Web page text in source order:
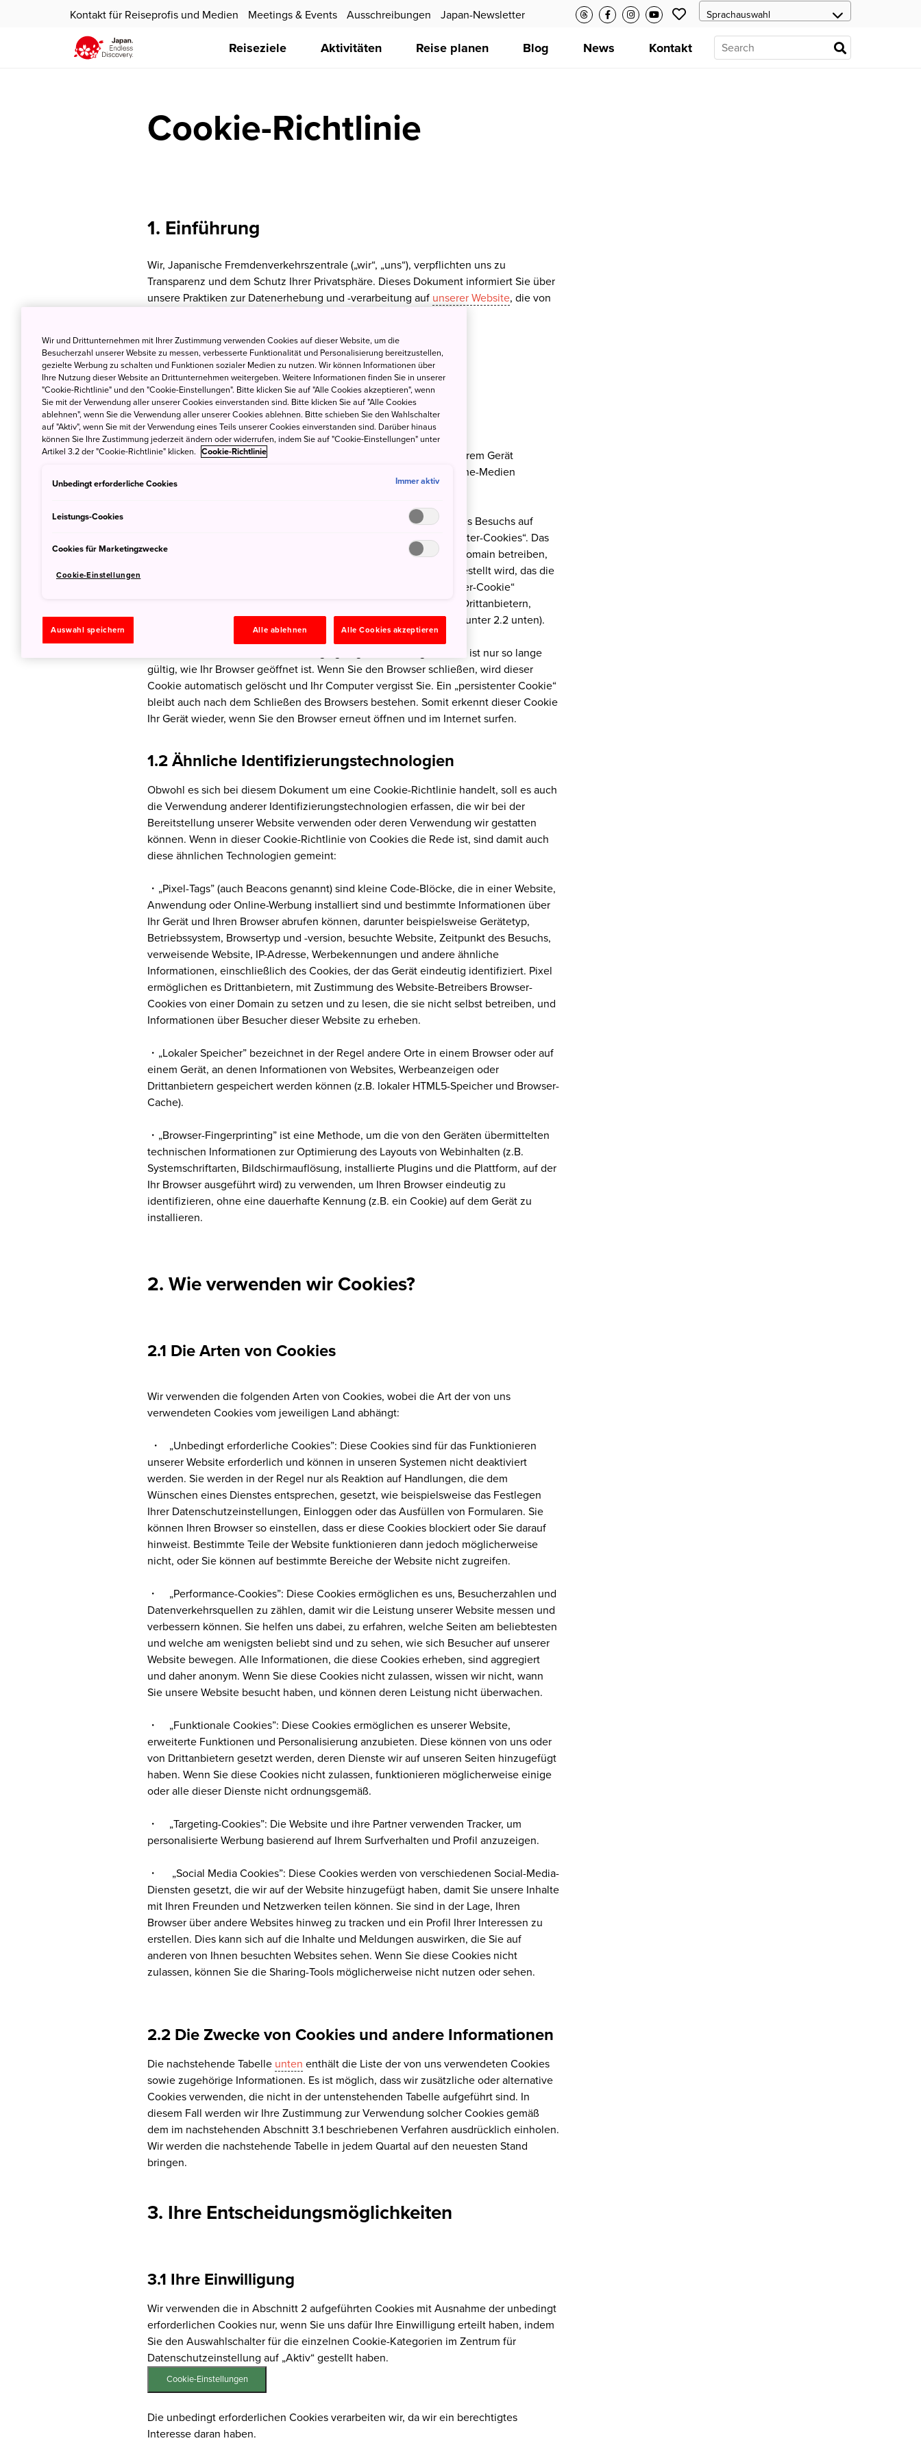
Kontakt für Reiseprofis und Medien Meetings & Events Ausschreibungen Japan-Newsletter
Reiseziele Aktivitäten Reise planen Blog News Kontakt
Cookie-Richtlinie
1. Einführung
Wir, Japanische Fremdenverkehrszentrale („wir“, „uns“), verpflichten uns zu
Transparenz und dem Schutz Ihrer Privatsphäre. Dieses Dokument informiert Sie über
unsere Praktiken zur Datenerhebung und -verarbeitung auf unserer Website, die von
1.1 Cookies
„Cookies“ sind kleine Textdateien, die in Ihrem Browser oder auf Ihrem Gerät
gespeichert werden, wenn Sie Websites, Anwendungen oder Online-Medien
besuchen oder nutzen oder Online-Werbung sehen.
Es gibt verschiedene Arten von Cookies. Die von uns während Ihres Besuchs auf
unserer Website verwendeten Cookies sind sogenannte „Erstanbieter-Cookies“. Das
liegt daran, dass diese von uns bereitgestellt werden und wir die Domain betreiben,
die Sie aufrufen. Ein Cookie, der von einem Unternehmen bereitgestellt wird, das die
von Ihnen aufgerufene Domain nicht betreibt, wird als „Drittanbieter-Cookie“
bezeichnet. Während Sie unsere Website besuchen, erlauben wir Drittanbietern,
Cookies in Ihrem Browser zu setzen (Einzelheiten dazu finden Sie unter 2.2 unten).
Jeder Cookie ist unterschiedlich lange gültig. Ein „Sitzungscookie“ ist nur so lange
gültig, wie Ihr Browser geöffnet ist. Wenn Sie den Browser schließen, wird dieser
Cookie automatisch gelöscht und Ihr Computer vergisst Sie. Ein „persistenter Cookie“
bleibt auch nach dem Schließen des Browsers bestehen. Somit erkennt dieser Cookie
Ihr Gerät wieder, wenn Sie den Browser erneut öffnen und im Internet surfen.
1.2 Ähnliche Identifizierungstechnologien
Obwohl es sich bei diesem Dokument um eine Cookie-Richtlinie handelt, soll es auch
die Verwendung anderer Identifizierungstechnologien erfassen, die wir bei der
Bereitstellung unserer Website verwenden oder deren Verwendung wir gestatten
können. Wenn in dieser Cookie-Richtlinie von Cookies die Rede ist, sind damit auch
diese ähnlichen Technologien gemeint:
・„Pixel-Tags” (auch Beacons genannt) sind kleine Code-Blöcke, die in einer Website,
Anwendung oder Online-Werbung installiert sind und bestimmte Informationen über
Ihr Gerät und Ihren Browser abrufen können, darunter beispielsweise Gerätetyp,
Betriebssystem, Browsertyp und -version, besuchte Website, Zeitpunkt des Besuchs,
verweisende Website, IP-Adresse, Werbekennungen und andere ähnliche
Informationen, einschließlich des Cookies, der das Gerät eindeutig identifiziert. Pixel
ermöglichen es Drittanbietern, mit Zustimmung des Website-Betreibers Browser-
Cookies von einer Domain zu setzen und zu lesen, die sie nicht selbst betreiben, und
Informationen über Besucher dieser Website zu erheben.
・„Lokaler Speicher” bezeichnet in der Regel andere Orte in einem Browser oder auf
einem Gerät, an denen Informationen von Websites, Werbeanzeigen oder
Drittanbietern gespeichert werden können (z.B. lokaler HTML5-Speicher und Browser-
Cache).
・„Browser-Fingerprinting” ist eine Methode, um die von den Geräten übermittelten
technischen Informationen zur Optimierung des Layouts von Webinhalten (z.B.
Systemschriftarten, Bildschirmauflösung, installierte Plugins und die Plattform, auf der
Ihr Browser ausgeführt wird) zu verwenden, um Ihren Browser eindeutig zu
identifizieren, ohne eine dauerhafte Kennung (z.B. ein Cookie) auf dem Gerät zu
installieren.
2. Wie verwenden wir Cookies?
2.1 Die Arten von Cookies
Wir verwenden die folgenden Arten von Cookies, wobei die Art der von uns
verwendeten Cookies vom jeweiligen Land abhängt:
・ „Unbedingt erforderliche Cookies”: Diese Cookies sind für das Funktionieren
unserer Website erforderlich und können in unseren Systemen nicht deaktiviert
werden. Sie werden in der Regel nur als Reaktion auf Handlungen, die dem
Wünschen eines Dienstes entsprechen, gesetzt, wie beispielsweise das Festlegen
Ihrer Datenschutzeinstellungen, Einloggen oder das Ausfüllen von Formularen. Sie
können Ihren Browser so einstellen, dass er diese Cookies blockiert oder Sie darauf
hinweist. Bestimmte Teile der Website funktionieren dann jedoch möglicherweise
nicht, oder Sie können auf bestimmte Bereiche der Website nicht zugreifen.
・ „Performance-Cookies”: Diese Cookies ermöglichen es uns, Besucherzahlen und
Datenverkehrsquellen zu zählen, damit wir die Leistung unserer Website messen und
verbessern können. Sie helfen uns dabei, zu erfahren, welche Seiten am beliebtesten
und welche am wenigsten beliebt sind und zu sehen, wie sich Besucher auf unserer
Website bewegen. Alle Informationen, die diese Cookies erheben, sind aggregiert
und daher anonym. Wenn Sie diese Cookies nicht zulassen, wissen wir nicht, wann
Sie unsere Website besucht haben, und können deren Leistung nicht überwachen.
・ „Funktionale Cookies”: Diese Cookies ermöglichen es unserer Website,
erweiterte Funktionen und Personalisierung anzubieten. Diese können von uns oder
von Drittanbietern gesetzt werden, deren Dienste wir auf unseren Seiten hinzugefügt
haben. Wenn Sie diese Cookies nicht zulassen, funktionieren möglicherweise einige
oder alle dieser Dienste nicht ordnungsgemäß.
・ „Targeting-Cookies”: Die Website und ihre Partner verwenden Tracker, um
personalisierte Werbung basierend auf Ihrem Surfverhalten und Profil anzuzeigen.
・ „Social Media Cookies”: Diese Cookies werden von verschiedenen Social-Media-
Diensten gesetzt, die wir auf der Website hinzugefügt haben, damit Sie unsere Inhalte
mit Ihren Freunden und Netzwerken teilen können. Sie sind in der Lage, Ihren
Browser über andere Websites hinweg zu tracken und ein Profil Ihrer Interessen zu
erstellen. Dies kann sich auf die Inhalte und Meldungen auswirken, die Sie auf
anderen von Ihnen besuchten Websites sehen. Wenn Sie diese Cookies nicht
zulassen, können Sie die Sharing-Tools möglicherweise nicht nutzen oder sehen.
2.2 Die Zwecke von Cookies und andere Informationen
Die nachstehende Tabelle unten enthält die Liste der von uns verwendeten Cookies
sowie zugehörige Informationen. Es ist möglich, dass wir zusätzliche oder alternative
Cookies verwenden, die nicht in der untenstehenden Tabelle aufgeführt sind. In
diesem Fall werden wir Ihre Zustimmung zur Verwendung solcher Cookies gemäß
dem im nachstehenden Abschnitt 3.1 beschriebenen Verfahren ausdrücklich einholen.
Wir werden die nachstehende Tabelle in jedem Quartal auf den neuesten Stand
bringen.
3. Ihre Entscheidungsmöglichkeiten
3.1 Ihre Einwilligung
Wir verwenden die in Abschnitt 2 aufgeführten Cookies mit Ausnahme der unbedingt
erforderlichen Cookies nur, wenn Sie uns dafür Ihre Einwilligung erteilt haben, indem
Sie den Auswahlschalter für die einzelnen Cookie-Kategorien im Zentrum für
Datenschutzeinstellung auf „Aktiv“ gestellt haben.
Cookie-Einstellungen
Die unbedingt erforderlichen Cookies verarbeiten wir, da wir ein berechtigtes
Interesse daran haben.
Wir und Drittunternehmen mit Ihrer Zustimmung verwenden Cookies auf dieser Website, um die
Besucherzahl unserer Website zu messen, verbesserte Funktionalität und Personalisierung bereitzustellen,
gezielte Werbung zu schalten und Funktionen sozialer Medien zu nutzen. Wir können Informationen über
Ihre Nutzung dieser Website an Drittunternehmen weitergeben. Weitere Informationen finden Sie in unserer
"Cookie-Richtlinie" und den "Cookie-Einstellungen". Bitte klicken Sie auf "Alle Cookies akzeptieren", wenn
Sie mit der Verwendung aller unserer Cookies einverstanden sind. Bitte klicken Sie auf "Alle Cookies
ablehnen", wenn Sie die Verwendung aller unserer Cookies ablehnen. Bitte schieben Sie den Wahlschalter
auf "Aktiv", wenn Sie mit der Verwendung eines Teils unserer Cookies einverstanden sind. Darüber hinaus
können Sie Ihre Zustimmung jederzeit ändern oder widerrufen, indem Sie auf "Cookie-Einstellungen" unter
Artikel 3.2 der "Cookie-Richtlinie" klicken. Cookie-Richtlinie
Unbedingt erforderliche Cookies Immer aktiv
Leistungs-Cookies
Cookies für Marketingzwecke
Cookie-Einstellungen
Auswahl speichern Alle ablehnen Alle Cookies akzeptieren